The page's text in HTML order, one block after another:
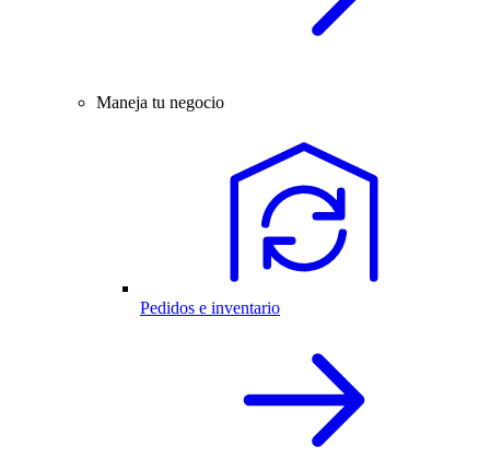
Maneja tu negocio
Pedidos e inventario